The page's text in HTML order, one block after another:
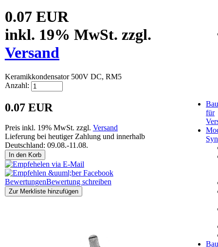
0.07 EUR
inkl. 19% MwSt. zzgl.
Versand
Keramikkondensator 500V DC, RM5
Anzahl:
0.07 EUR
Preis inkl. 19% MwSt. zzgl. Versand
Lieferung bei heutiger Zahlung und innerhalb
Deutschland: 09.08.-11.08.
In den Korb
BewertungenBewertung schreiben
Zur Merkliste hinzufügen
für